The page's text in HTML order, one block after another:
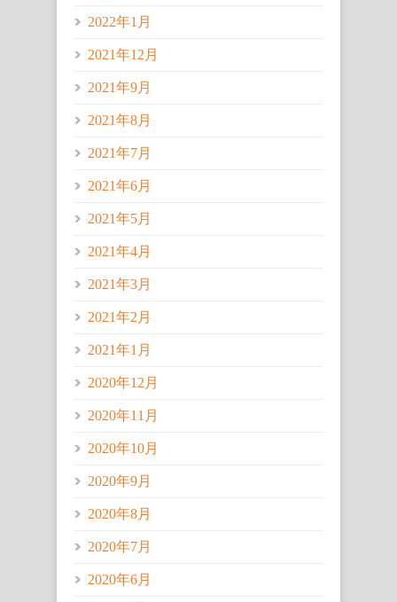
2022年1月
2021年12月
2021年9月
2021年8月
2021年7月
2021年6月
2021年5月
2021年4月
2021年3月
2021年2月
2021年1月
2020年12月
2020年11月
2020年10月
2020年9月
2020年8月
2020年7月
2020年6月